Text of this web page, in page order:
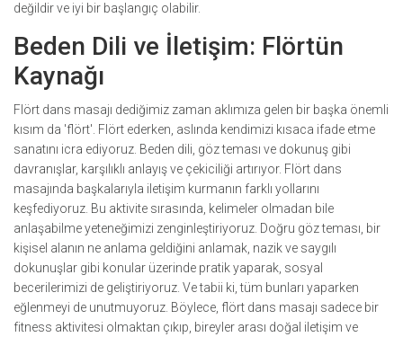
değildir ve iyi bir başlangıç olabilir.
Beden Dili ve İletişim: Flörtün
Kaynağı
Flört dans masajı dediğimiz zaman aklımıza gelen bir başka önemli
kısım da 'flört'. Flört ederken, aslında kendimizi kısaca ifade etme
sanatını icra ediyoruz. Beden dili, göz teması ve dokunuş gibi
davranışlar, karşılıklı anlayış ve çekiciliği artırıyor. Flört dans
masajında başkalarıyla iletişim kurmanın farklı yollarını
keşfediyoruz. Bu aktivite sırasında, kelimeler olmadan bile
anlaşabilme yeteneğimizi zenginleştiriyoruz. Doğru göz teması, bir
kişisel alanın ne anlama geldiğini anlamak, nazik ve saygılı
dokunuşlar gibi konular üzerinde pratik yaparak, sosyal
becerilerimizi de geliştiriyoruz. Ve tabii ki, tüm bunları yaparken
eğlenmeyi de unutmuyoruz. Böylece, flört dans masajı sadece bir
fitness aktivitesi olmaktan çıkıp, bireyler arası doğal iletişim ve